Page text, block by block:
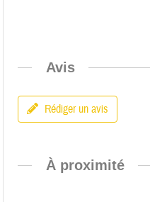
Avis
Rédiger un avis
À proximité